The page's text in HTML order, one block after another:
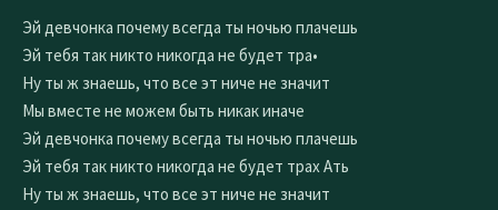
Эй девчонка почему всегда ты ночью плачешь
Эй тебя так никто никогда не будет тра•
Ну ты ж знаешь, что все эт ниче не значит
Мы вместе не можем быть никак иначе
Эй девчонка почему всегда ты ночью плачешь
Эй тебя так никто никогда не будет трах Ать
Ну ты ж знаешь, что все эт ниче не значит